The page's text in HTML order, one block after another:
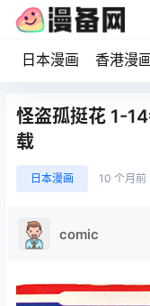
日本漫画 香港漫
怪盗孤挺花 1-
载
日本漫画 10 个月前
comic